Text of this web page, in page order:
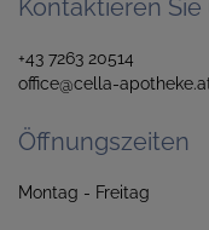
Kontaktieren Sie
+43 7263 20514
office@cella-
Öffnungszeiten
Montag -
14:30